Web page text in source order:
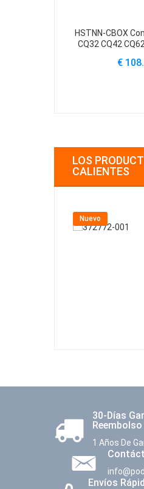
HSTNN-CBOX
CQ32 CQ42
€
LOS
CALIENTES
Nuevo
30-Días
Reembolso
1 Años De
Envíos